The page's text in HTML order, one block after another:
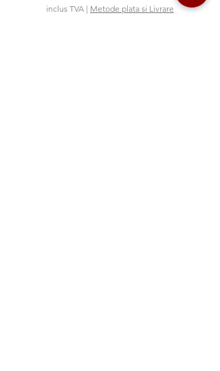
inclus TVA | Metode plata si Livrare